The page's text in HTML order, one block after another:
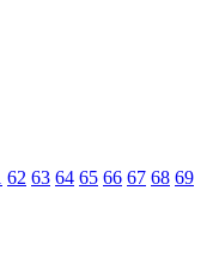
62 63 64 65 66 67 68 69